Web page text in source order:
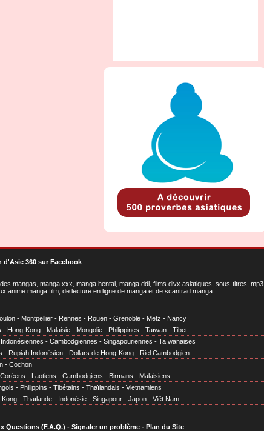
d'Asie 360 sur Facebook
mangas, manga xxx, manga hentai, manga ddl, films divx asiatiques, sous-titres, mp3
anime manga film, de lecture en ligne de manga et de scantrad manga
- Montpellier - Rennes - Rouen - Grenoble - Metz - Nancy
- Hong-Kong - Malaisie - Mongolie - Philippines - Taïwan - Tibet
Indonésiennes - Cambodgiennes - Singapouriennes - Taïwanaises
- Rupiah Indonésien - Dollars de Hong-Kong - Riel Cambodgien
- Cochon
Coréens - Laotiens - Cambodgiens - Birmans - Malaisiens
- Philippins - Tibétains - Thaïlandais - Vietnamiens
Kong - Thaïlande - Indonésie - Singapour - Japon - Viêt Nam
Questions (F.A.Q.) - Signaler un problème- Plan du Site